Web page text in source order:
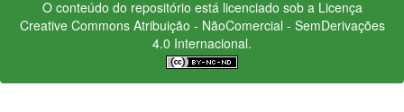
O conteúdo do repositório está licenciado sob a Licença
Creative CommonsAtribuição - NãoComercial - SemDerivações
4.0 Internacional.